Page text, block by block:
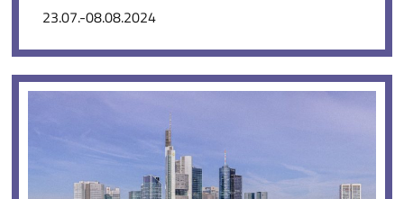
23.07.-08.08.2024